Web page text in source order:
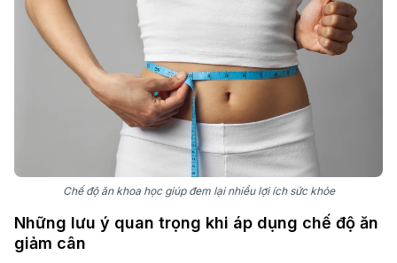
Chế độ ăn khoa học giúp đem lại nhiều lợi ích sức khỏe
Những lưu ý quan trọng khi áp dụng chế độ ăn
giảm cân